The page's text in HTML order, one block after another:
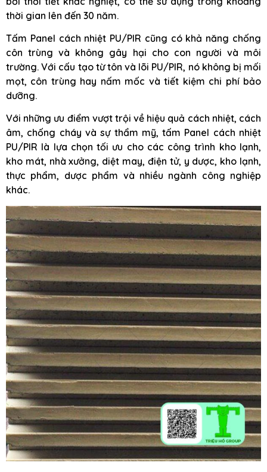
thời gian lên đến 30 năm.
Tấm Panel cách nhiệt PU/PIR cũng có khả năng chống
côn trùng và không gây hại cho con người và môi
trường. Với cấu tạo từ tôn và lõi PU/PIR, nó không bị mối
mọt, côn trùng hay nấm mốc và tiết kiệm chi phí bảo
dưỡng.
Với những ưu điểm vượt trội về hiệu quả cách nhiệt, cách
âm, chống cháy và sự thẩm mỹ, tấm Panel cách nhiệt
PU/PIR là lựa chọn tối ưu cho các công trình kho lạnh,
kho mát, nhà xưởng, diệt may, điện tử, y dược, kho lạnh,
thực phẩm, dược phẩm và nhiều ngành công nghiệp
khác.